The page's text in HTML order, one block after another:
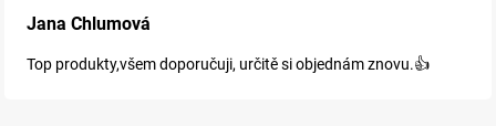
Jana Chlumová
Top produkty,všem doporučuji, určitě si objednám znovu.👍